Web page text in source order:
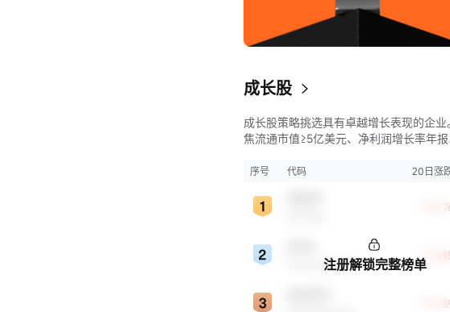
成长股
成长股策略挑选具有卓越增长表现的企业
焦流通市值≥5亿美元、净利润增长率年报
≥15%且ROE同比增长率>50%的股票，
序号 代码 20日涨
Ermenegildo Zegna NV
注册解锁完整榜单